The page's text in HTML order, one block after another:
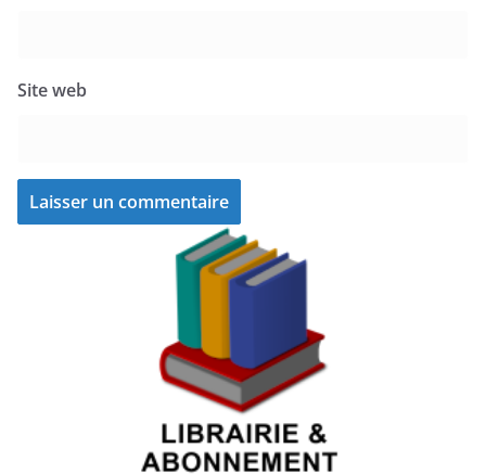
Site web